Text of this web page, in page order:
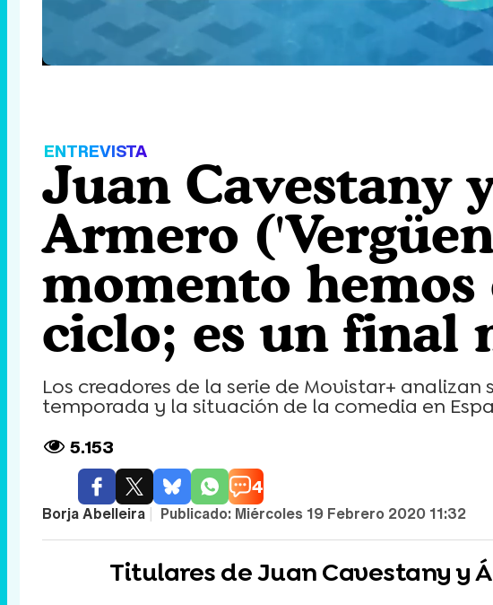
ENTREVISTA
Juan Cavestany
Armero
momento hemos
ciclo; es un final
Los creadores de la serie de Movistar+
temporada y la situación de la comedia en
5.153
4
Borja Abelleira | Publicado: Miércoles 19 Febrero 2020 11:32
Titulares de Juan Cavestany y